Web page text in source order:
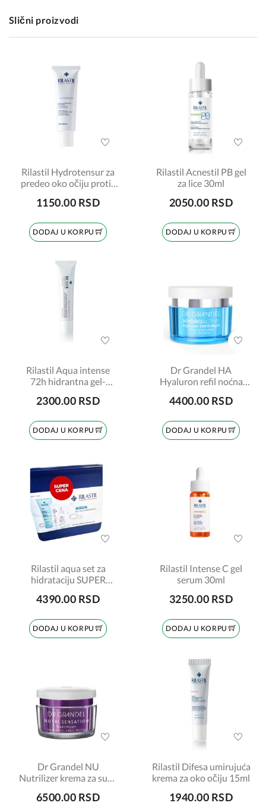
Slični proizvodi
Rilastil Hydrotensur za
predeo oko očiju protiv
1150.00 RSD
DODAJ U KORPU
Rilastil Acnestil PB gel
za lice 30ml
2050.00 RSD
DODAJ U KORPU
Rilastil Aqua intense
72h hidrantna gel-
2300.00 RSD
DODAJ U KORPU
Dr Grandel HA
Hyaluron refil noćna
4400.00 RSD
DODAJ U KORPU
Rilastil aqua set za
hidrataciju SUPER
4390.00 RSD
DODAJ U KORPU
Rilastil Intense C gel
serum 30ml
3250.00 RSD
DODAJ U KORPU
Dr Grandel NU
Nutrilizer krema za suvu
6500.00 RSD
Rilastil Difesa umirujuća
krema za oko očiju 15ml
1940.00 RSD